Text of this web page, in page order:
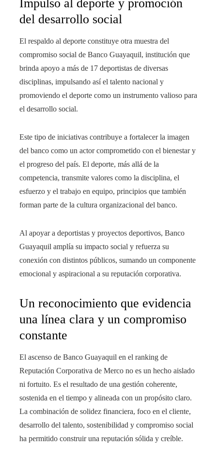
Impulso al deporte y promoción
del desarrollo social
El respaldo al deporte constituye otra muestra del
compromiso social de Banco Guayaquil, institución que
brinda apoyo a más de 17 deportistas de diversas
disciplinas, impulsando así el talento nacional y
promoviendo el deporte como un instrumento valioso para
el desarrollo social.
Este tipo de iniciativas contribuye a fortalecer la imagen
del banco como un actor comprometido con el bienestar y
el progreso del país. El deporte, más allá de la
competencia, transmite valores como la disciplina, el
esfuerzo y el trabajo en equipo, principios que también
forman parte de la cultura organizacional del banco.
Al apoyar a deportistas y proyectos deportivos, Banco
Guayaquil amplía su impacto social y refuerza su
conexión con distintos públicos, sumando un componente
emocional y aspiracional a su reputación corporativa.
Un reconocimiento que evidencia
una línea clara y un compromiso
constante
El ascenso de Banco Guayaquil en el ranking de
Reputación Corporativa de Merco no es un hecho aislado
ni fortuito. Es el resultado de una gestión coherente,
sostenida en el tiempo y alineada con un propósito claro.
La combinación de solidez financiera, foco en el cliente,
desarrollo del talento, sostenibilidad y compromiso social
ha permitido construir una reputación sólida y creíble.